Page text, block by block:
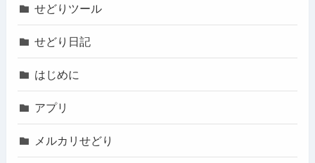
せどりツール
せどり日記
はじめに
アプリ
メルカリせどり